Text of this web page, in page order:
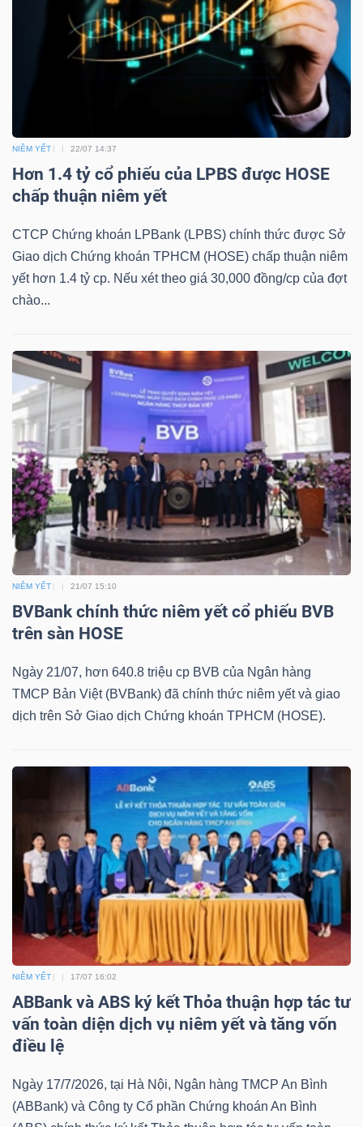
NIÊM YẾT 22/07 14:37
Hơn 1.4 tỷ cổ phiếu của LPBS được HOSE
chấp thuận niêm yết
CTCP Chứng khoán LPBank (LPBS) chính thức được Sở
Giao dịch Chứng khoán TPHCM (HOSE) chấp thuận niêm
yết hơn 1.4 tỷ cp. Nếu xét theo giá 30,000 đồng/cp của đợt
chào...
NIÊM YẾT 21/07 15:10
BVBank chính thức niêm yết cổ phiếu BVB
trên sàn HOSE
Ngày 21/07, hơn 640.8 triệu cp BVB của Ngân hàng
TMCP Bản Việt (BVBank) đã chính thức niêm yết và giao
dịch trên Sở Giao dịch Chứng khoán TPHCM (HOSE).
NIÊM YẾT 17/07 16:02
ABBank và ABS ký kết Thỏa thuận hợp tác tư
vấn toàn diện dịch vụ niêm yết và tăng vốn
điều lệ
Ngày 17/7/2026, tại Hà Nội, Ngân hàng TMCP An Bình
(ABBank) và Công ty Cổ phần Chứng khoán An Bình
TRUYỀN
THÔNG
BẤT
ĐỘNG
SẢN
Mã
chứng
khoán
(-)
Tất cả Cổ phiếu
Lãnh
(-)
Tất cả Người nội bộ Người liên quan Cổ đông lớn
Bài
viết
của
tác
giả
(-)
Báo
cáo
tích
(-)